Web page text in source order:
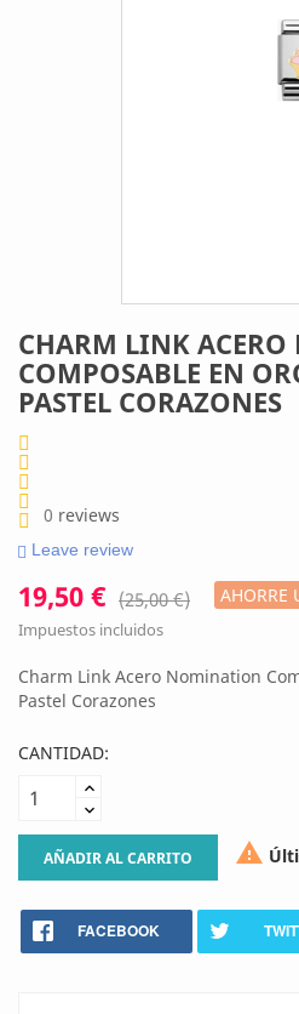
CHARM LINK
COMPOSABLE EN
PASTEL CORAZONES
0 reviews
Leave review
19,50 € (25,00 €) AHORRE
Impuestos incluidos
Charm Link Acero Nomination
Pastel Corazones
CANTIDAD:
AÑADIR AL CARRITO 
FACEBOOK